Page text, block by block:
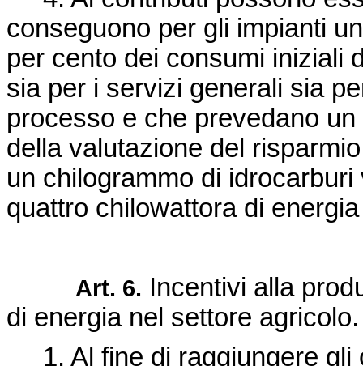
conseguono per gli impianti
per cento dei consumi iniziali
sia per i servizi generali sia
processo e che prevedano
della valutazione del
un chilogrammo di
quattro chilowattora di
Art. 6. Incentivi alla
di energia nel settore agricolo.
1. Al fine di raggiungere gli